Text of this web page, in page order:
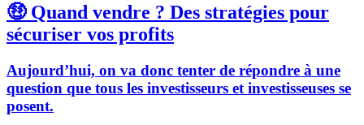
🤑 Quand vendre ? Des stratégies pour
sécuriser vos profits
Aujourd’hui, on va donc tenter de répondre à une
question que tous les investisseurs et investisseuses se
posent.